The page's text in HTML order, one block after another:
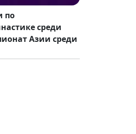
по
среди
Азии среди